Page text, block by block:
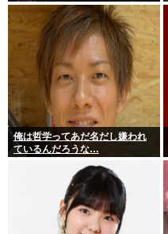
走「架空人物になり承認要求」
俺は哲学ってあだ名だし嫌われ
ているんだろうな…